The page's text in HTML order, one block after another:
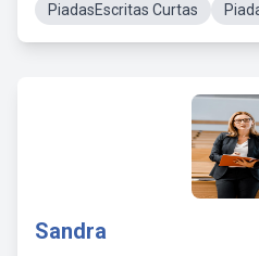
PiadasEscritas Curtas
Sandra